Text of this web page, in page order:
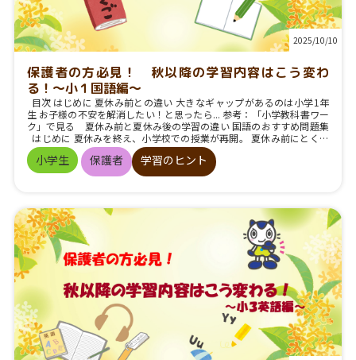
2025/10/10
保護者の方必見！ 秋以降の学習内容はこう変わ
る！～小１国語編～
生 お子様の不安を解消したい！と思ったら... 参考：「小学教科書ワー
ク」で見る 夏休み前と夏休み後の学習の違い 国語のおすすめ問題集
はじめに 夏休みを終え、小学校での授業が再開。 夏休み前にとくに
心配ごとが生じなかったのであれば、「うちの子は、学校生活や勉
強、心配なし！」と思っていらっしゃるかもしれません。 ですが、夏
休み明けしばらくすると、お子様の心に、 「今までは授業についてい
しれません。 もしこの時期に、お子様が勉強に対して不安を抱
き始めているとしたら、それはどこから生じているのでしょうか？
夏休み前との違い 新しい学年になって配られる教科書。 最初は、友達
とコミュニケーションをとる学習や、詩や短い物語文からスタートす
るのが大半です（※）。 ですが、夏休み以降は、新しい学年としての
学習が本格化するため、重要な単元や、長い文章を読んで学ぶ単元が
多くなります。 たとえば、「読むこと」の単元であれば、文章がこれ
までよりも長くなるだけでなく、書かれている内容や構成がより複雑
になります。 それだけでなく、その複雑な文章についての深い読み取
りが求められたり、文章内で覚える漢字の数が増えたりします。 つま
り、秋以降の学習は、それまでと比べて難しく感じやすくなるので
す。 ※教科書会社によって多少の違いがあります。 大きなギャップ
があるのは小学１年生 とくに大きな変化があるのが、小学校１年生で
小学生 保護者 学習のヒント